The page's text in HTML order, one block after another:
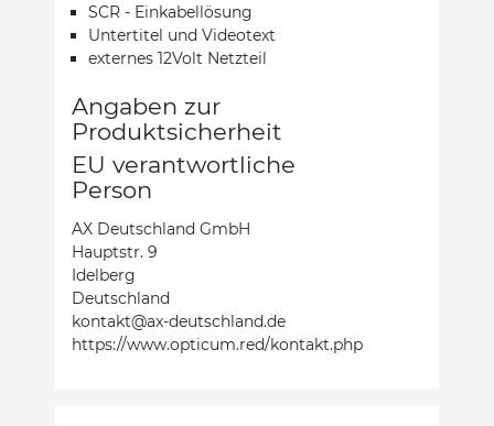
SCR - Einkabellösung
Untertitel und Videotext
externes 12Volt Netzteil
Angaben zur
Produktsicherheit
EU verantwortliche
Person
AX Deutschland GmbH
Hauptstr. 9
Idelberg
Deutschland
kontakt@ax-deutschland.de
https://www.opticum.red/kontakt.php